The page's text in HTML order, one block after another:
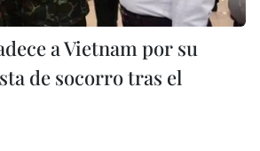
a Vietnam por su
de socorro tras el